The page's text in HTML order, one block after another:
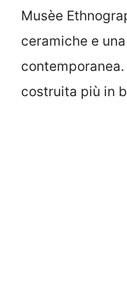
Musèe
ceramiche e
costruita più in